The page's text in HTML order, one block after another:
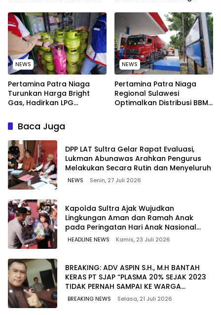
WARGA WAWOONE!
Kebersihan Pantai di
Bitung, Sulawesi
NEWS
Pertamina Patra Niaga
Turunkan Harga Bright
Gas, Hadirkan LPG
Lebih Kompetitif
NEWS
Pertamina Patra Niaga
Regional Sulawesi
Optimalkan Distribusi BBM
Baca Juga
‎DPP LAT Sultra Gelar Rapat Evaluasi,
Lukman Abunawas Arahkan Pengurus
Melakukan Secara Rutin dan Menyeluruh
NEWS Senin, 27 Juli 2026
Kapolda Sultra Ajak Wujudkan
Lingkungan Aman dan Ramah Anak
pada Peringatan Hari Anak Nasional
2026
HEADLINE NEWS Kamis, 23 Juli 2026
BREAKING: ADV ASPIN S.H., M.H BANTAH
KERAS PT SJAP “PLASMA 20% SEJAK 2023
TIDAK PERNAH SAMPAI KE WARGA
WAWOONE!
BREAKING NEWS Selasa, 21 Juli 2026